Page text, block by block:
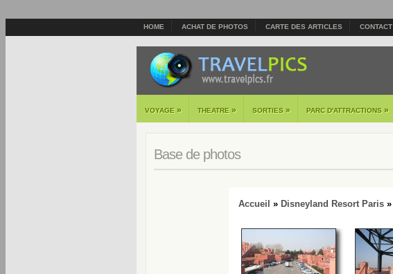
HOME ACHAT DE PHOTOS CARTE DES ARTICLES CONTACT
VOYAGE » THEATRE » SORTIES » PARC D'ATTRACTIONS »
Base de photos
Accueil » Disneyland Resort Paris»